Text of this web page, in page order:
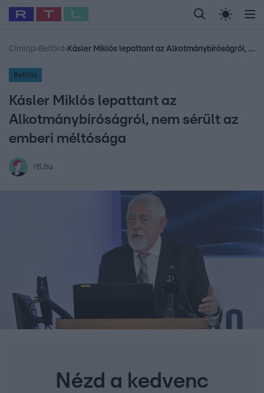
Legfrissebb RTL Híradó Randi Celeb vagyok,
Babits Marcella Most Wanted Gallusz
Címlap› Belföld › Kásler Miklós lepattant az Alkotmánybíróságról, nem sérült az emberi méltósága
Belföld
Kásler Miklós lepattant az
Alkotmánybíróságról, nem sérült az
emberi méltósága
rtl.hu
Nézd a kedvenc